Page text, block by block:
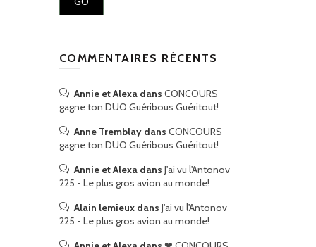
COMMENTAIRES RÉCENTS
Annie et Alexadans CONCOURS
gagne ton DUO Guéribous Guéritout!
Anne Tremblaydans CONCOURS
gagne ton DUO Guéribous Guéritout!
Annie et Alexadans J'ai vu l'Antonov
225 - Le plus gros avion au monde!
Alain lemieuxdans J'ai vu l'Antonov
225 - Le plus gros avion au monde!